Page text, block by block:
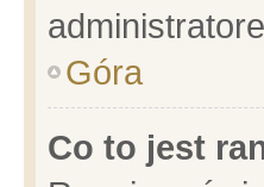
Góra
Co to jest